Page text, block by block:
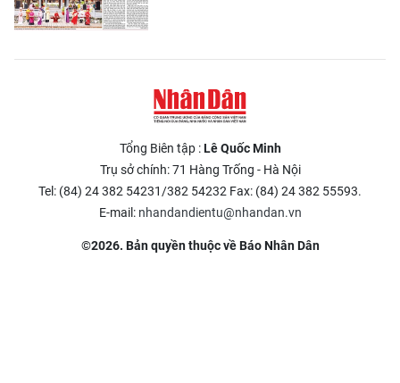
Tổng Biên tập :Lê Quốc Minh
Trụ sở chính: 71 Hàng Trống - Hà Nội
Tel: (84) 24 382 54231/382 54232 Fax: (84) 24 382 55593.
E-mail: nhandandientu@nhandan.vn
©2026. Bản quyền thuộc về Báo Nhân Dân